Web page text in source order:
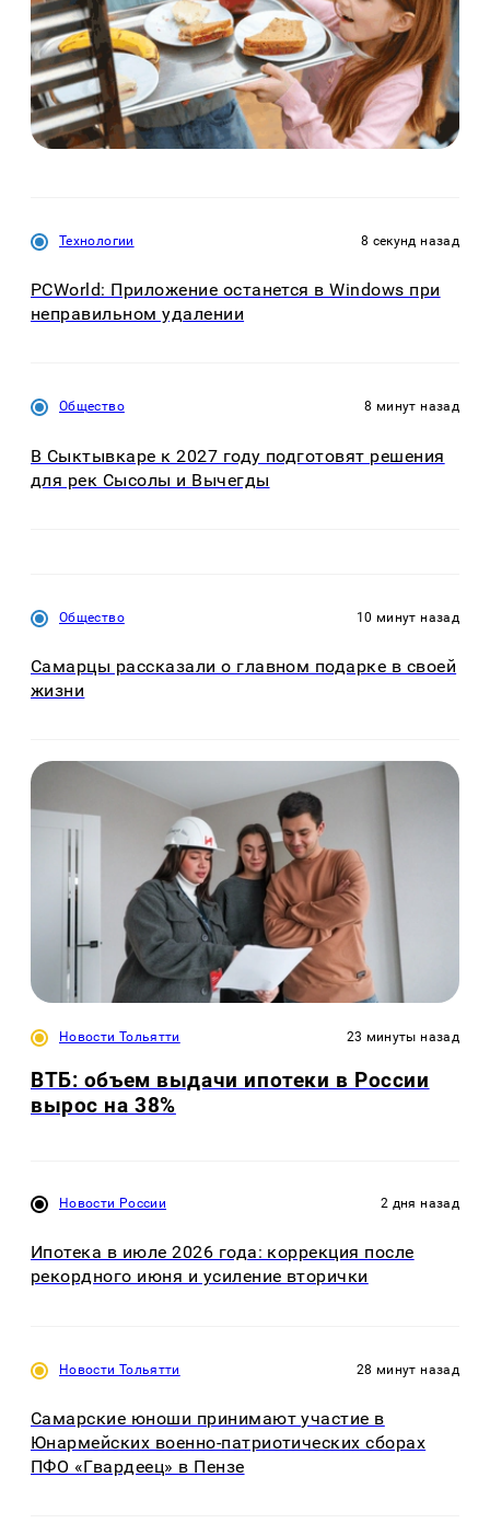
Технологии 8 секунд назад
PCWorld: Приложение останется в Windows при
неправильном удалении
Общество 8 минут назад
В Сыктывкаре к 2027 году подготовят решения
для рек Сысолы и Вычегды
Общество 10 минут назад
Самарцы рассказали о главном подарке в своей
жизни
Новости Тольятти 23 минуты назад
ВТБ: объем выдачи ипотеки в России
вырос на 38%
Новости России 2 дня назад
Ипотека в июле 2026 года: коррекция после
рекордного июня и усиление вторички
Новости Тольятти 28 минут назад
Самарские юноши принимают участие в
Юнармейских военно-патриотических сборах
ПФО «Гвардеец» в Пензе